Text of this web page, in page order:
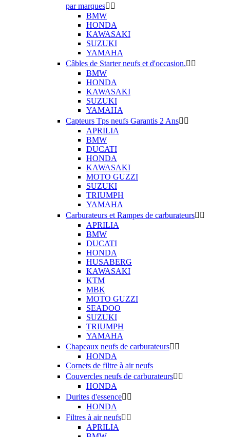
par marques 
BMW
HONDA
KAWASAKI
SUZUKI
YAMAHA
Câbles de Starter neufs et d'occasion. 
BMW
HONDA
KAWASAKI
SUZUKI
YAMAHA
Capteurs Tps neufs Garantis 2 Ans 
APRILIA
BMW
DUCATI
HONDA
KAWASAKI
MOTO GUZZI
SUZUKI
TRIUMPH
YAMAHA
Carburateurs et Rampes de carburateurs 
APRILIA
BMW
DUCATI
HONDA
HUSABERG
KAWASAKI
KTM
MBK
MOTO GUZZI
SEADOO
SUZUKI
TRIUMPH
YAMAHA
Chapeaux neufs de carburateurs 
HONDA
Cornets de filtre à air neufs
Couvercles neufs de carburateurs 
HONDA
Durites d'essence 
HONDA
Filtres à air neufs 
APRILIA